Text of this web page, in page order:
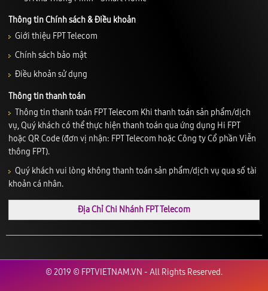
Thông tin Chính sách & Điều khoản
Giới thiệu FPT Telecom
Chính sách bảo mật
Điều khoản sử dụng
Thông tin thanh toán
Thông tin thanh toán FPT Telecom Khi thanh toán sản phẩm/dịch
vụ, Quý khách có thể thực hiện thanh toán qua ứng dụng Hi FPT
hoặc QR Code (đơn vị nhận: FPT Telecom hoặc Công ty Cổ phần Viễn
thông FPT).
Quý khách vui lòng không thanh toán sản phẩm/dịch vụ qua số tài
khoản cá nhân.
Địa Chỉ Chi Nhánh FPT Telecom
© 2019 © FPTVIETNAM.VN - All Rights Reserved.